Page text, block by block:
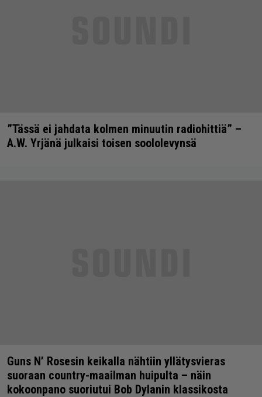
”Tässä ei jahdata kolmen minuutin radiohittiä” –
A.W. Yrjänä julkaisi toisen soololevynsä
Guns N’ Rosesin keikalla nähtiin yllätysvieras
suoraan country-maailman huipulta – näin
kokoonpano suoriutui Bob Dylanin klassikosta